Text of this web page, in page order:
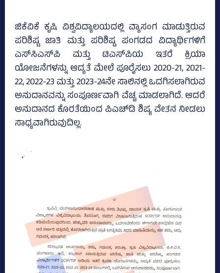
ಜಿಕೆವಿಕೆ ಕೃಷಿ ವಿಶ್ವವಿದ್ಯಾಲಯದಲ್ಲಿ ವ್ಯಾಸಂಗ ಮಾಡುತ್ತಿರುವ
ಪರಿಶಿಷ್ಟ ಜಾತಿ ಮತ್ತು ಪರಿಶಿಷ್ಟ ಪಂಗಡದ ವಿದ್ಯಾರ್ಥಿಗಳಿಗೆ
ಎಸ್‌ಸಿಎಸ್‌ಪಿ ಮತ್ತು ಟಿಎಸ್‌ಪಿಯ ಇತರೆ ಕ್ರಿಯಾ
ಯೋಜನೆಗಳನ್ನು ಆದ್ಯತೆ ಮೇಲೆ ಪೂರೈಸಲು 2020-21, 2021-
22, 2022-23 ಮತ್ತು 2023-24ನೇ ಸಾಲಿನಲ್ಲಿ ಒದಗಿಸಲಾಗಿರುವ
ಅನುದಾನವನ್ನು ಸಂಪೂರ್ಣವಾಗಿ ವೆಚ್ಚ ಮಾಡಲಾಗಿದೆ. ಆದರೆ
ಅನುದಾನದ ಕೊರತೆಯಿಂದ ಪಿಎಚ್‌ಡಿ ಶಿಷ್ಯ ವೇತನ ನೀಡಲು
ಸಾಧ್ಯವಾಗಿರುವುದಿಲ್ಲ.